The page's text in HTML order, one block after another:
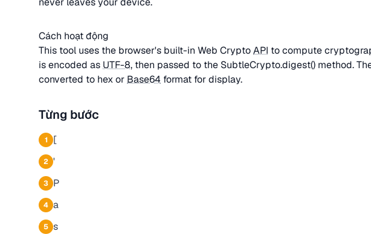
Cách hoạt động
This tool uses the browser's built-in Web CryptoAPI to compute
is encoded as UTF-8, then passed to the SubtleCrypto.digest() method.
converted to hex or Base64 format for display.
Từng bước
1 [
2 '
3 P
4 a
5 s